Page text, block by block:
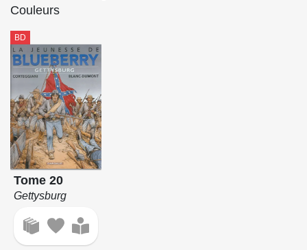
Couleurs
BD
Tome 20
Gettysburg